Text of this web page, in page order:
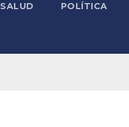
SALUD POLÍTICA